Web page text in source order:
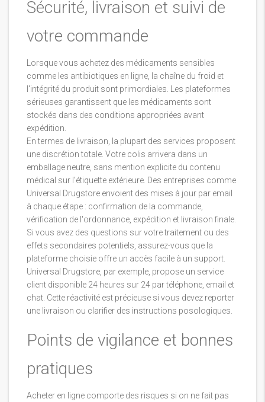
Sécurité, livraison et suivi de
votre commande
Lorsque vous achetez des médicaments sensibles
comme les antibiotiques en ligne, la chaîne du froid et
l'intégrité du produit sont primordiales. Les plateformes
sérieuses garantissent que les médicaments sont
stockés dans des conditions appropriées avant
expédition.
En termes de livraison, la plupart des services proposent
une discrétion totale. Votre colis arrivera dans un
emballage neutre, sans mention explicite du contenu
médical sur l'étiquette extérieure. Des entreprises comme
Universal Drugstore envoient des mises à jour par email
à chaque étape : confirmation de la commande,
vérification de l'ordonnance, expédition et livraison finale.
Si vous avez des questions sur votre traitement ou des
effets secondaires potentiels, assurez-vous que la
plateforme choisie offre un accès facile à un support.
Universal Drugstore, par exemple, propose un service
client disponible 24 heures sur 24 par téléphone, email et
chat. Cette réactivité est précieuse si vous devez reporter
une livraison ou clarifier des instructions posologiques.
Points de vigilance et bonnes
pratiques
Acheter en ligne comporte des risques si on ne fait pas